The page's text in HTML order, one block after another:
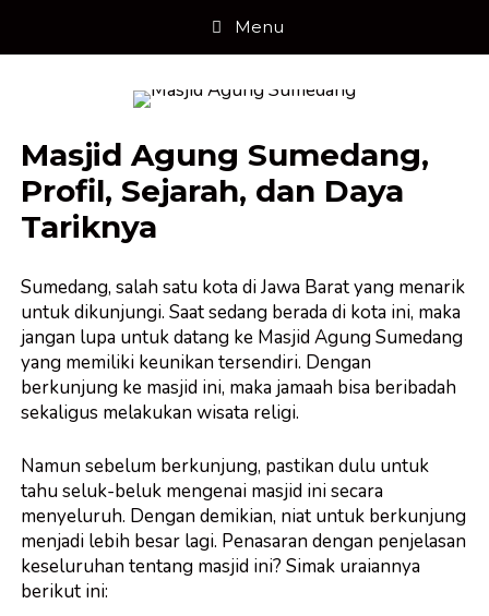
content
Menu
Masjid Agung Sumedang,
Profil, Sejarah, dan Daya
Tariknya
Sumedang, salah satu kota di Jawa Barat yang menarik
untuk dikunjungi. Saat sedang berada di kota ini, maka
jangan lupa untuk datang ke Masjid Agung Sumedang
yang memiliki keunikan tersendiri. Dengan
berkunjung ke masjid ini, maka jamaah bisa beribadah
sekaligus melakukan wisata religi.
Namun sebelum berkunjung, pastikan dulu untuk
tahu seluk-beluk mengenai masjid ini secara
menyeluruh. Dengan demikian, niat untuk berkunjung
menjadi lebih besar lagi. Penasaran dengan penjelasan
keseluruhan tentang masjid ini? Simak uraiannya
berikut ini: